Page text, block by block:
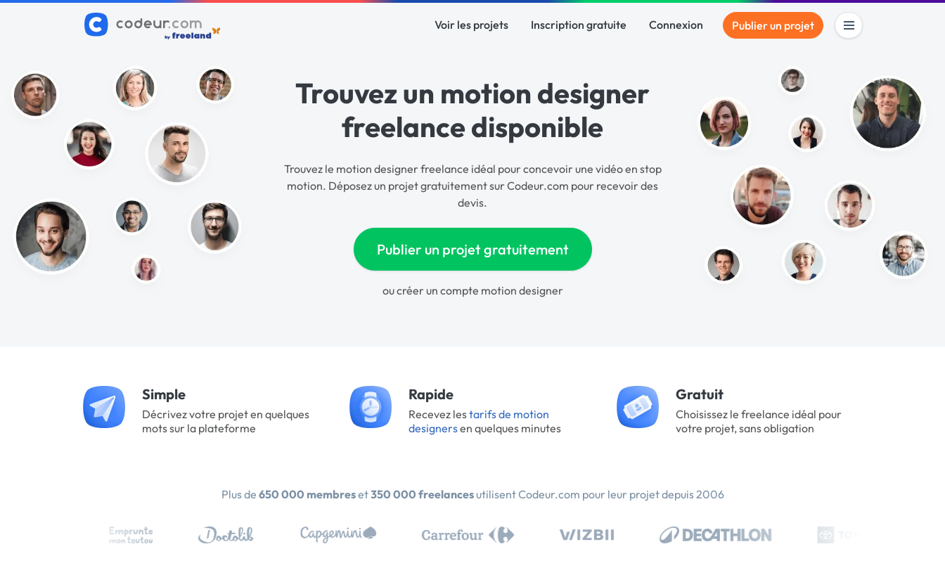
Voir les projets Inscription gratuite Connexion Publier un projet
Trouvez un motion designer
freelance disponible
Trouvez le motion designer freelance idéal pour concevoir une vidéo en stop
motion. Déposez un projet gratuitement sur Codeur.com pour recevoir des
devis.
Publier un projet gratuitement
oucréer un compte motion designer
Simple
Décrivez votre projet en quelques
mots sur la plateforme
Rapide
Recevez lestarifs de motion
designersen quelques minutes
Gratuit
Choisissez le freelance idéal pour
votre projet, sans obligation
Plus de 650 000 membreset350 000 freelancesutilisent Codeur.com pour leur projet depuis 2006